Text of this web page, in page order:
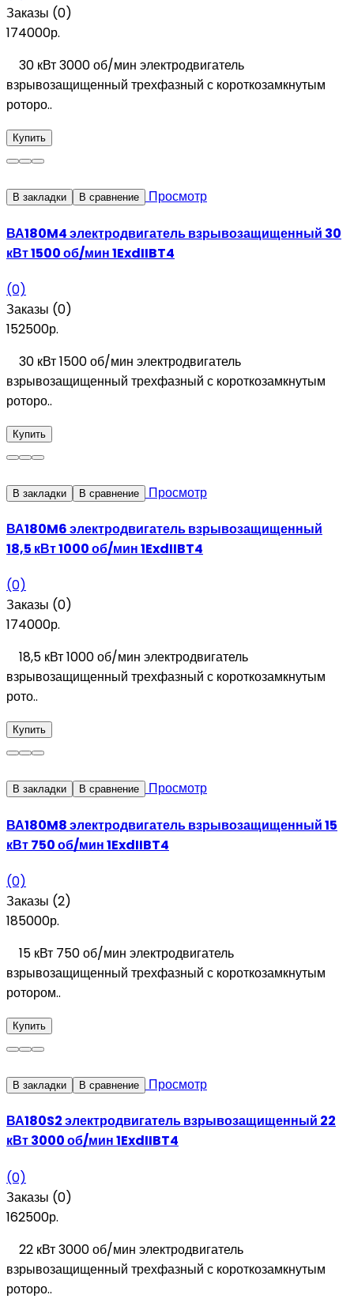
Заказы (0)
174000р.
30 кВт 3000 об/мин электродвигатель
взрывозащищенный трехфазный с короткозамкнутым
роторо..
Купить
В закладки В сравнение Просмотр
ВА180M4 электродвигатель взрывозащищенный 30
кВт 1500 об/мин 1ExdIIBT4
(0)
Заказы (0)
152500р.
30 кВт 1500 об/мин электродвигатель
взрывозащищенный трехфазный с короткозамкнутым
роторо..
Купить
В закладки В сравнение Просмотр
ВА180M6 электродвигатель взрывозащищенный
18,5 кВт 1000 об/мин 1ExdIIBT4
(0)
Заказы (0)
174000р.
18,5 кВт 1000 об/мин электродвигатель
взрывозащищенный трехфазный с короткозамкнутым
рото..
Купить
В закладки В сравнение Просмотр
ВА180M8 электродвигатель взрывозащищенный 15
кВт 750 об/мин 1ExdIIBT4
(0)
Заказы (2)
185000р.
15 кВт 750 об/мин электродвигатель
взрывозащищенный трехфазный с короткозамкнутым
ротором..
Купить
В закладки В сравнение Просмотр
ВА180S2 электродвигатель взрывозащищенный 22
кВт 3000 об/мин 1ExdIIBT4
(0)
Заказы (0)
162500р.
22 кВт 3000 об/мин электродвигатель
взрывозащищенный трехфазный с короткозамкнутым
роторо..